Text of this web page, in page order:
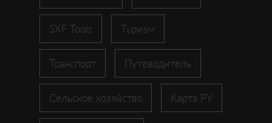
SXF Tools Туризм
Транспорт Путеводитель
Сельское хозяйство Карта РУ